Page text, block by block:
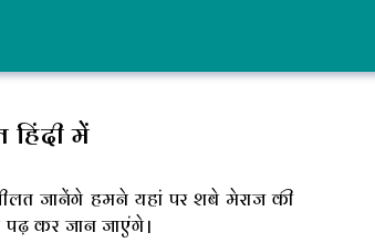
में
जानेंगे हमने यहां पर शबे मेराज की
कर जान जाएंगे।